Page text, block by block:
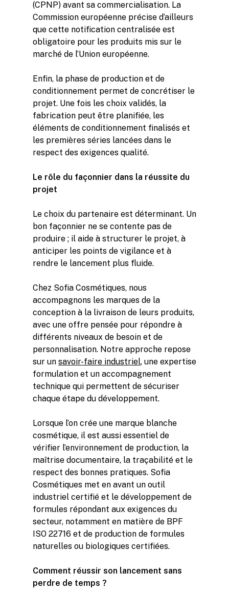
(CPNP) avant sa commercialisation. La
Commission européenne précise d’ailleurs
que cette notification centralisée est
obligatoire pour les produits mis sur le
marché de l’Union européenne.
Enfin, la phase de production et de
conditionnement permet de concrétiser le
projet. Une fois les choix validés, la
fabrication peut être planifiée, les
éléments de conditionnement finalisés et
les premières séries lancées dans le
respect des exigences qualité.
Le rôle du façonnier dans la réussite du
projet
Le choix du partenaire est déterminant. Un
bon façonnier ne se contente pas de
produire ; il aide à structurer le projet, à
anticiper les points de vigilance et à
rendre le lancement plus fluide.
Chez Sofia Cosmétiques, nous
accompagnons les marques de la
conception à la livraison de leurs produits,
avec une offre pensée pour répondre à
différents niveaux de besoin et de
personnalisation. Notre approche repose
sur un savoir-faire industriel, une expertise
formulation et un accompagnement
technique qui permettent de sécuriser
chaque étape du développement.
Lorsque l’on crée une marque blanche
cosmétique, il est aussi essentiel de
vérifier l’environnement de production, la
maîtrise documentaire, la traçabilité et le
respect des bonnes pratiques. Sofia
Cosmétiques met en avant un outil
industriel certifié et le développement de
formules répondant aux exigences du
secteur, notamment en matière de BPF
ISO 22716 et de production de formules
naturelles ou biologiques certifiées.
Comment réussir son lancement sans
perdre de temps ?